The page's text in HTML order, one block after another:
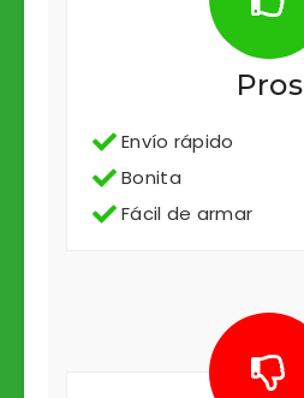
Pros
Envío rápido
Bonita
Fácil de armar